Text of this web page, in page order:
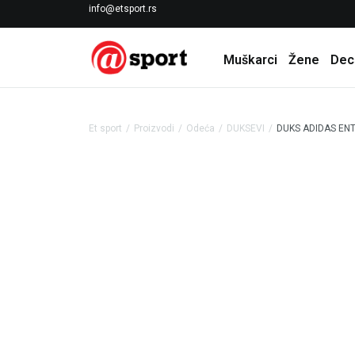
info@etsport.rs
LICENCIRANI CLEARANCE PARTNER ADIDAS
Muškarci Žene
Et sport Proizvodi Odeća DUKSEVI DUKS ADIDAS